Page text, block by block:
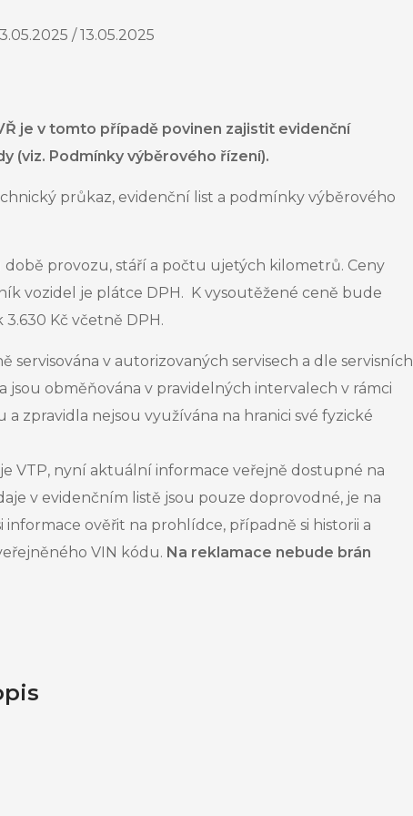
/ 13.05.2025
je v tomto případě povinen zajistit evidenční
(viz. Podmínky výběrového řízení).
průkaz, evidenční list a podmínky výběrového
provozu, stáří a počtu ujetých kilometrů. Ceny
vozidel je plátce DPH. K vysoutěžené ceně bude
Kč včetně DPH.
servisována v autorizovaných servisech a dle servisních
jsou obměňována v pravidelných intervalech v rámci
zpravidla nejsou využívána na hranici své fyzické
VTP, nyní aktuální informace veřejně dostupné na
v evidenčním listě jsou pouze doprovodné, je na
ověřit na prohlídce, případně si historii a
VIN kódu. Na reklamace nebude brán